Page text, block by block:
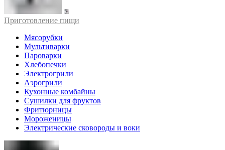
Приготовление пищи
Мясорубки
Мультиварки
Пароварки
Хлебопечки
Электрогрили
Аэрогрили
Кухонные комбайны
Сушилки для фруктов
Фритюрницы
Мороженицы
Электрические сковороды и воки